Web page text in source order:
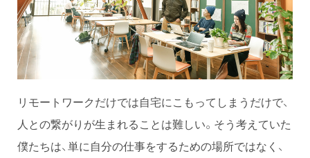
リモートワークだけでは自宅にこもってしまうだけで、
人との繋がりが生まれることは難しい。そう考えていた
僕たちは、単に自分の仕事をするための場所ではなく、